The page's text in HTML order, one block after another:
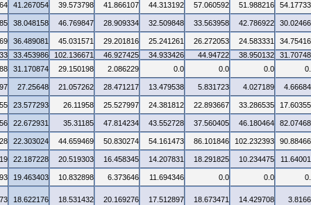
41.267054 39.573798 41.866107 44.313192 57.060592 51.988216
38.048158 46.769847 28.909334 32.509848 33.563958 42.786922
36.489081 45.031571 29.201816 25.241261 26.272053 24.583331
33.453986 102.136671 46.927425 34.933426 44.94722 38.950132
31.170874 29.150198 2.086229 0.0 0.0 0.0
27.25648 21.057262 28.471217 13.479538 5.831723 4.027189
23.577293 26.11958 25.527997 24.381812 22.893667 33.286535
22.672931 35.31185 47.814234 43.552728 37.560405 46.180464
22.303024 44.659469 50.830274 54.161473 86.101846 102.232393
22.187228 20.519303 16.458345 14.207831 18.291825 10.234475
19.463403 10.832898 6.373646 11.694346 0.0 0.0
18.622176 18.531432 20.169276 17.512897 18.673471 14.429708